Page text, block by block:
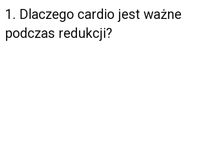
1. Dlaczego cardio jest ważne
podczas redukcji?